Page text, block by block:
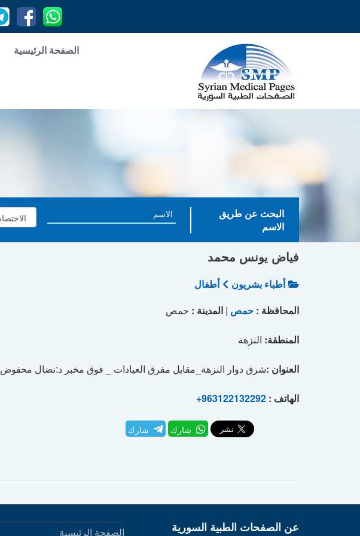
الصفحة الرئيسية
البحث عن طريق
الاسم
فياض يونس محمد
أطباء بشريون
أطفال
المحافظة : حمص | المدينة : حمص
المنطقة: النزهة
العنوان :شرق دوار النزهة_مقابل مفرق العيادات _ فوق مخبر د:نضال محفوض
الهاتف : +963122132292
شارك شارك
عن الصفحات الطبية السورية
الصفحة الرئيسية